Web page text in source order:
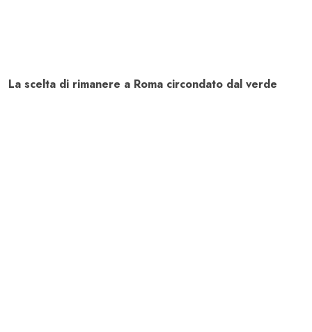
La scelta di rimanere a Roma circondato dal verde